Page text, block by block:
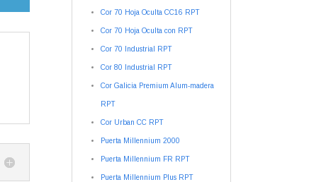
Cor 70 Hoja Oculta CC16 RPT
Cor 70 Hoja Oculta con RPT
Cor 70 Industrial RPT
Cor 80 Industrial RPT
Cor Galicia Premium Alum-madera
RPT
Cor Urban CC RPT
Puerta Millennium 2000
Puerta Millennium FR RPT
Puerta Millennium Plus RPT